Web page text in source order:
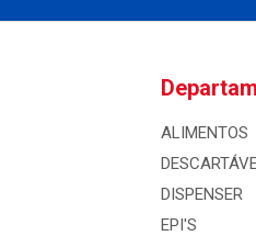
ALIMENTOS
DISPENSER
EPI'S